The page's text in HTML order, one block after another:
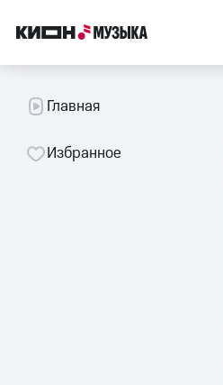
Главная
Избранное